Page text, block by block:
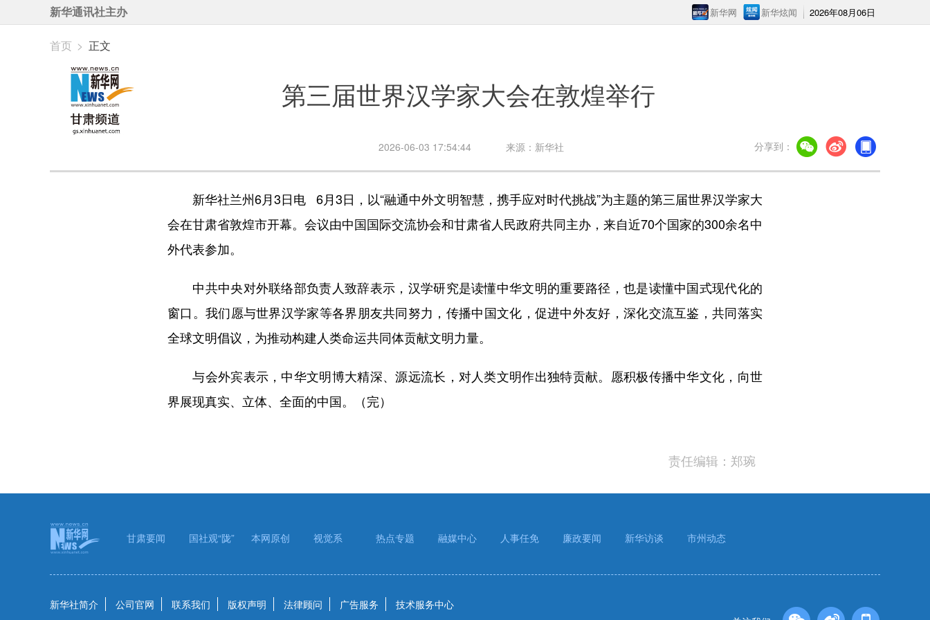
新华通讯社主办 2026年08月06日
新华炫闻
新华网
首页 > 正文
第三届世界汉学家大会在敦煌举行
2026-06-03 17:54:44 来源：新华社 分享到：
新华社兰州6月3日电 6月3日，以“融通中外文明智慧，携手应对时代挑战”为主题的第三届世界汉学家大
会在甘肃省敦煌市开幕。会议由中国国际交流协会和甘肃省人民政府共同主办，来自近70个国家的300余名中
外代表参加。
中共中央对外联络部负责人致辞表示，汉学研究是读懂中华文明的重要路径，也是读懂中国式现代化的
窗口。我们愿与世界汉学家等各界朋友共同努力，传播中国文化，促进中外友好，深化交流互鉴，共同落实
全球文明倡议，为推动构建人类命运共同体贡献文明力量。
与会外宾表示，中华文明博大精深、源远流长，对人类文明作出独特贡献。愿积极传播中华文化，向世
界展现真实、立体、全面的中国。（完）
责任编辑：郑琬
甘肃要闻 国社观“陇” 本网原创 视觉系 热点专题 融媒中心 人事任免 廉政要闻 新华访谈 市州动态
新华社简介 公司官网 联系我们 版权声明 法律顾问 广告服务 技术服务中心